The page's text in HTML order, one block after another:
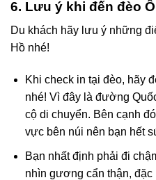
6. Lưu ý khi đến đèo
Du khách hãy lưu ý những
Hồ nhé!
Khi check in tại đèo, hãy
nhé! Vì đây là đường
cộ di chuyển. Bên cạnh
vực bên núi nên bạn hết
Bạn nhất định phải đi
nhìn gương cẩn thận,